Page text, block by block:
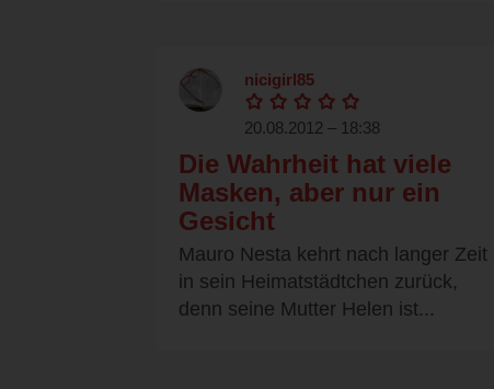
nicigirl85
20.08.2012 – 18:38
Die Wahrheit hat viele
Masken, aber nur ein
Gesicht
Mauro Nesta kehrt nach langer Zeit
in sein Heimatstädtchen zurück,
denn seine Mutter Helen ist...